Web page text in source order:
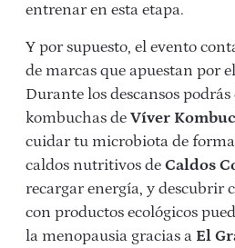
entrenar en esta etapa.
Y por supuesto, el evento
de marcas que apuestan por
Durante los descansos
kombuchas de Víver
cuidar tu microbiota de
caldos nutritivos de Caldos
recargar energía, y descubrir
con productos ecológicos
la menopausia gracias a El